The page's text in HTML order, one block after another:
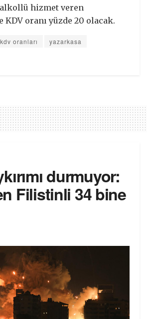
alkollü hizmet veren
KDV oranı yüzde 20 olacak.
kdv oranları yazarkasa
durmuyor:
Filistinli 34 bine